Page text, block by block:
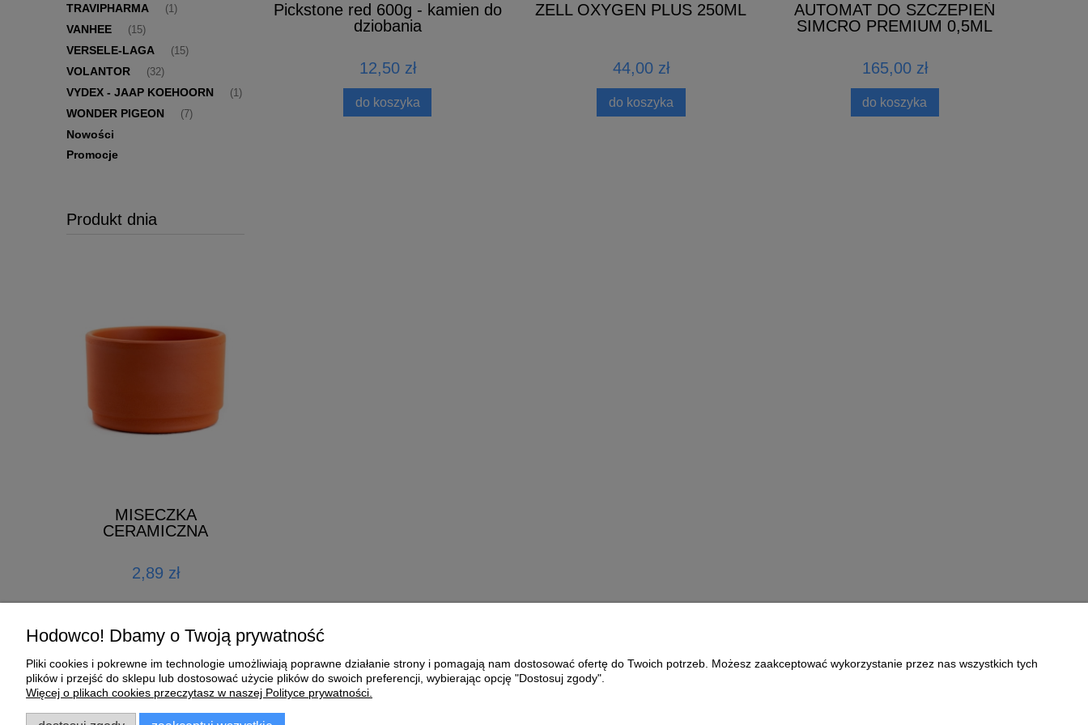
TRAVIPHARMA (1)
VANHEE (15)
VERSELE-LAGA (15)
VOLANTOR (32)
VYDEX - JAAP KOEHOORN (1)
WONDER PIGEON (7)
Nowości
Promocje
Produkt dnia
MISECZKA
CERAMICZNA
2,89 zł
Pickstone red 600g - kamien do
dziobania
12,50 zł
do koszyka
ZELL OXYGEN PLUS 250ML
44,00 zł
do koszyka
AUTOMAT DO SZCZEPIEŃ
SIMCRO PREMIUM 0,5ML
165,00 zł
do koszyka
Pomoc Moje konto Płatności i dostawa O nas Informacje
Hodowco! Dbamy o Twoją prywatność
Pliki cookies i pokrewne im technologie umożliwiają poprawne działanie strony i pomagają nam dostosować ofertę do Twoich potrzeb. Możesz zaakceptować wykorzystanie przez nas wszystkich tych
plików i przejść do sklepu lub dostosować użycie plików do swoich preferencji, wybierając opcję "Dostosuj zgody".
Więcej o plikach cookies przeczytasz w naszej Polityce prywatności.